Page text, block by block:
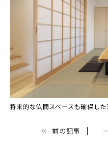
将来的な仏間スペースも確保し
前の記事